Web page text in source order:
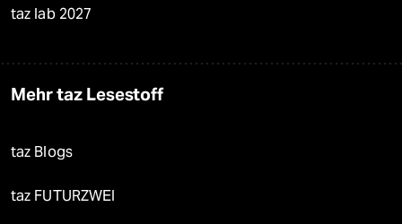
taz lab 2027
Mehr taz Lesestoff
taz Blogs
taz FUTURZWEI